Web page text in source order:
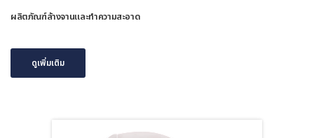
ผลิตภัณฑ์ล้างจานและทำความสะอาด
ดูเพิ่มเติม